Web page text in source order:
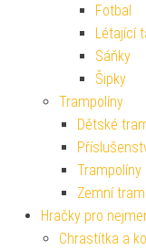
Fotbal
Létající
Sáňky
Šipky
Trampolíny
Dětské
Zemní
Hračky pro
Chrastítka a